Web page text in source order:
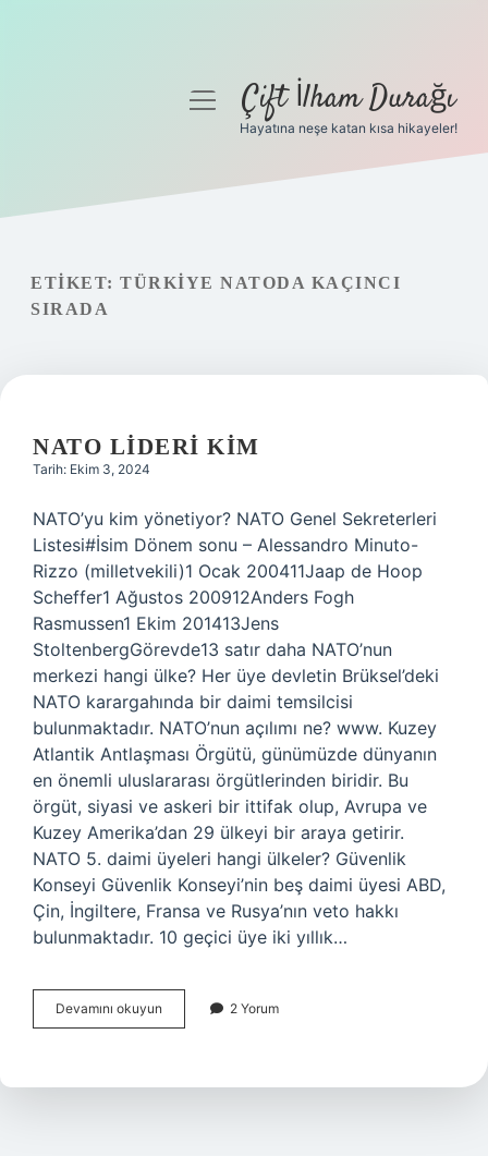
Gizlilik Politikası
Hakkımızda
menüyüÇift İlham Durağı
Hayatına neşe katan kısa hikayeler!
ETIKET: TÜRKIYE NATODA KAÇINCI
SIRADA
NATO LIDERI KIM
Tarih: Ekim 3, 2024
NATO’yu kim yönetiyor? NATO Genel Sekreterleri
Listesi#İsim Dönem sonu – Alessandro Minuto-
Rizzo (milletvekili)1 Ocak 200411Jaap de Hoop
Scheffer1 Ağustos 200912Anders Fogh
Rasmussen1 Ekim 201413Jens
StoltenbergGörevde13 satır daha NATO’nun
merkezi hangi ülke? Her üye devletin Brüksel’deki
NATO karargahında bir daimi temsilcisi
bulunmaktadır. NATO’nun açılımı ne? www. Kuzey
Atlantik Antlaşması Örgütü, günümüzde dünyanın
en önemli uluslararası örgütlerinden biridir. Bu
örgüt, siyasi ve askeri bir ittifak olup, Avrupa ve
Kuzey Amerika’dan 29 ülkeyi bir araya getirir.
NATO 5. daimi üyeleri hangi ülkeler? Güvenlik
Konseyi Güvenlik Konseyi’nin beş daimi üyesi ABD,
Çin, İngiltere, Fransa ve Rusya’nın veto hakkı
bulunmaktadır. 10 geçici üye iki yıllık…
Devamını okuyun
Lideri
2 Yorum